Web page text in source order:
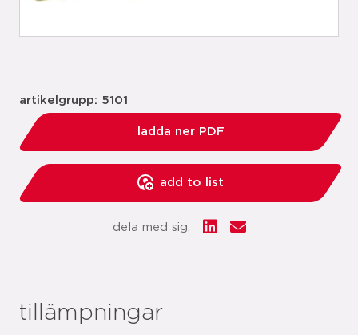
artikelgrupp: 5101
ladda ner PDF
add to list
dela med sig:
tillämpningar